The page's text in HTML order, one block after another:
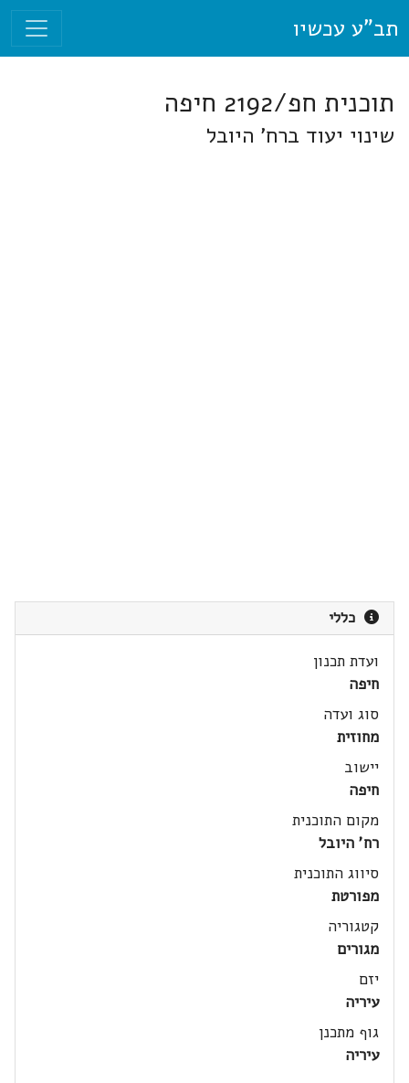
תב"ע עכשיו
תוכנית חפ/2192 חיפה
שינוי יעוד ברח' היובל
כללי
ועדת תכנון
חיפה
סוג ועדה
מחוזית
יישוב
חיפה
מקום התוכנית
רח' היובל
סיווג התוכנית
מפורטת
קטגוריה
מגורים
יזם
עיריה
גוף מתכנן
עיריה